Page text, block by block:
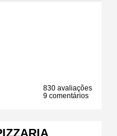
830 avaliações
9 comentários